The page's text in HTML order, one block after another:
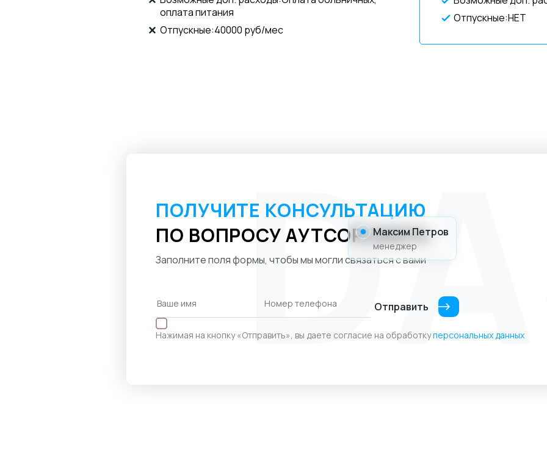
оплата питания
Отпускные:40000 руб/мес
Отпускные:НЕТ
ПОЛУЧИТЕ КОНСУЛЬТАЦИЮ
ПО ВОПРОСУ АУТСОРСИНГА
Заполните поля формы, чтобы мы могли связаться с вами
Нажимая на кнопку «Отправить», вы даете согласие на обработкуперсональных данных
Отправить
Максим Петров
менеджер